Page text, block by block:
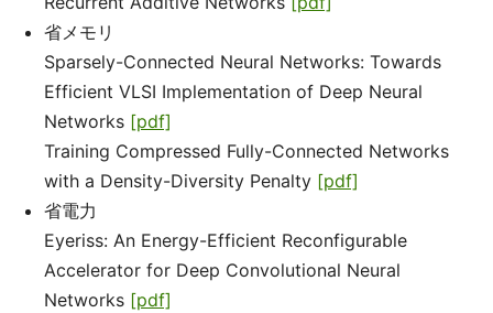
省メモリ
Sparsely-Connected Neural Networks: Towards
Efficient VLSI Implementation of Deep Neural
Networks [pdf]
Training Compressed Fully-Connected Networks
with a Density-Diversity Penalty [pdf]
省電力
Eyeriss: An Energy-Efficient Reconfigurable
Accelerator for Deep Convolutional Neural
Networks [pdf]